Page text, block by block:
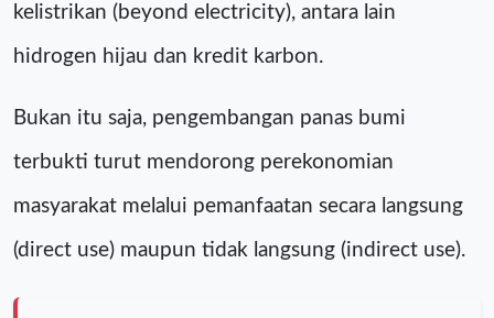
kelistrikan (beyond electricity), antara lain
hidrogen hijau dan kredit karbon.
Bukan itu saja, pengembangan panas bumi
terbukti turut mendorong perekonomian
masyarakat melalui pemanfaatan secara langsung
(direct use) maupun tidak langsung (indirect use).